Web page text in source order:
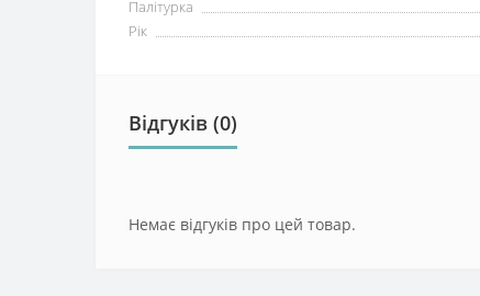
Палітурка
Рік
Відгуків (0)
Немає відгуків про цей товар.